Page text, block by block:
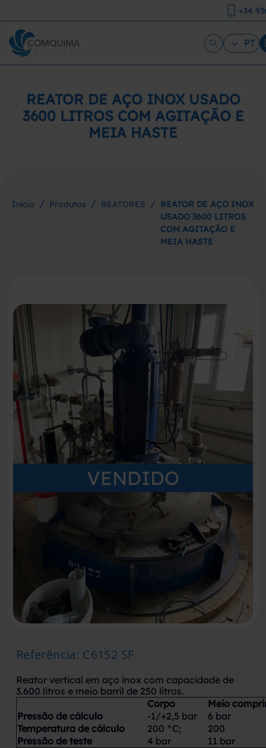
+34
PT
REATOR DE AÇO INOX USADO
3600 LITROS COM AGITAÇÃO E
MEIA HASTE
Início / Produtos / REATORES / REATOR DE AÇO INOX
USADO 3600 LITROS
COM AGITAÇÃO E
MEIA HASTE
VENDIDO
Referência: C6152 SF
Reator vertical em aço inox com capacidade de
3.600 litros e meio barril de 250 litros.
Corpo
Meio
Pressão de cálculo
-1/+2,5 bar
6 bar
Temperatura de cálculo
200 °C;
200
Pressão de teste
4 bar 11 bar